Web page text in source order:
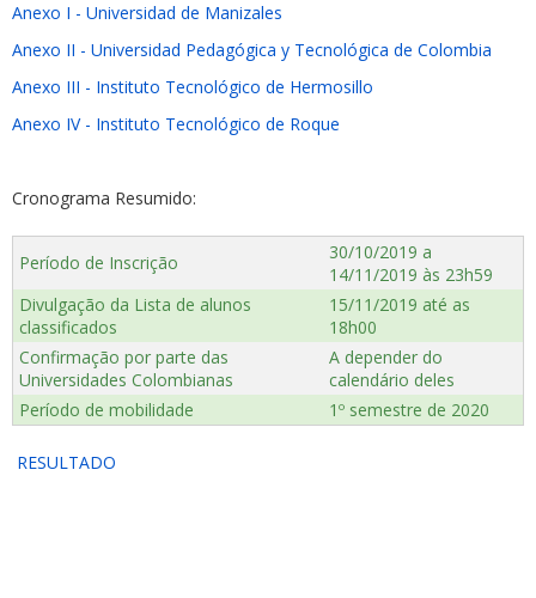
Anexo I - Universidad de Manizales
Anexo II - Universidad Pedagógica y Tecnológica de Colombia
Anexo III - Instituto Tecnológico de Hermosillo
Anexo IV - Instituto Tecnológico de Roque
Cronograma Resumido:
Período de Inscrição
30/10/2019 a
14/11/2019 às 23h59
Divulgação da Lista de alunos
classificados
15/11/2019 até as
18h00
Confirmação por parte das
Universidades Colombianas
A depender do
calendário deles
Período de mobilidade
1º semestre de 2020
RESULTADO